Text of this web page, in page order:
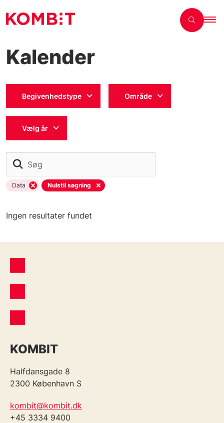
Kalender
Data Nulstil søgning
Begivenhedstype Område
Vælg år
Ingen resultater fundet
KOMBIT
Halfdansgade 8
2300 København S
kombit@kombit.dk
+45 3334 9400